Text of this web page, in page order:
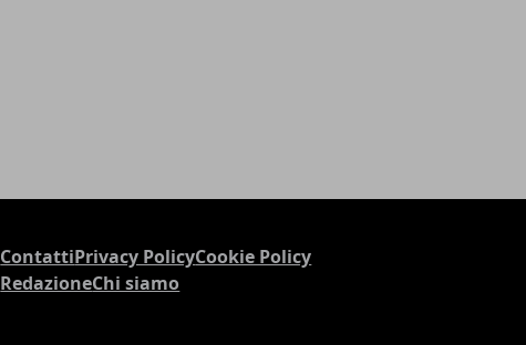
ContattiPrivacy PolicyCookie Policy
RedazioneChi siamo